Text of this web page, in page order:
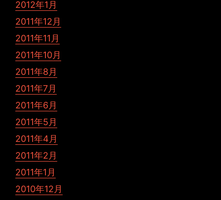
2012年1月
2011年12月
2011年11月
2011年10月
2011年8月
2011年7月
2011年6月
2011年5月
2011年4月
2011年2月
2011年1月
2010年12月